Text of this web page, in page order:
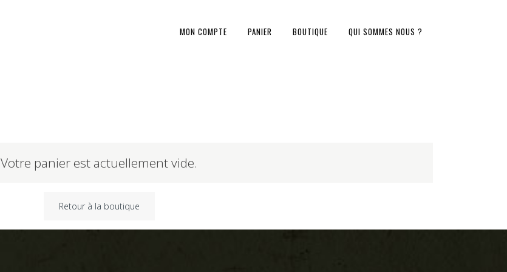
MON COMPTE PANIER BOUTIQUE QUI SOMMES NOUS ?
Votre panier est actuellement vide.
Retour à la boutique